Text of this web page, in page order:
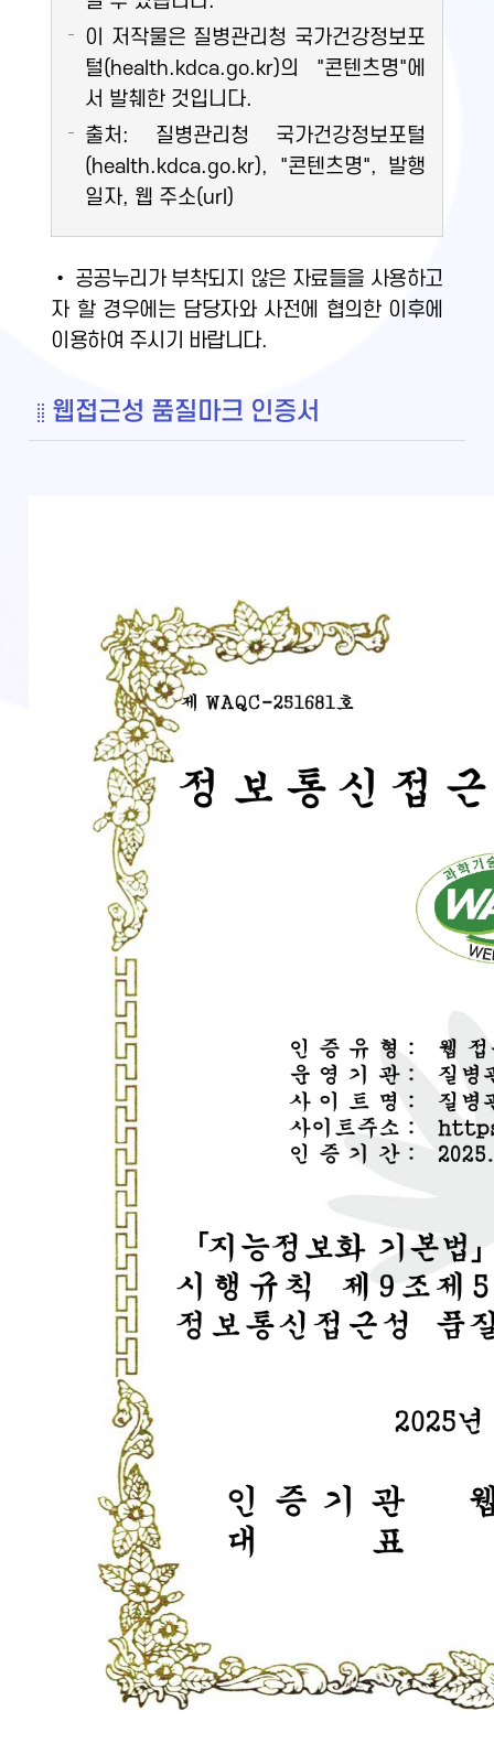
이 저작물은 질병관리청 국가건강정보포
털(health.kdca.go.kr)의 "콘텐츠명"에
서 발췌한 것입니다.
출처: 질병관리청 국가건강정보포털
(health.kdca.go.kr), "콘텐츠명", 발행
일자, 웹 주소(url)
• 공공누리가 부착되지 않은 자료들을 사용하고
자 할 경우에는 담당자와 사전에 협의한 이후에
이용하여 주시기 바랍니다.
웹접근성 품질마크 인증서